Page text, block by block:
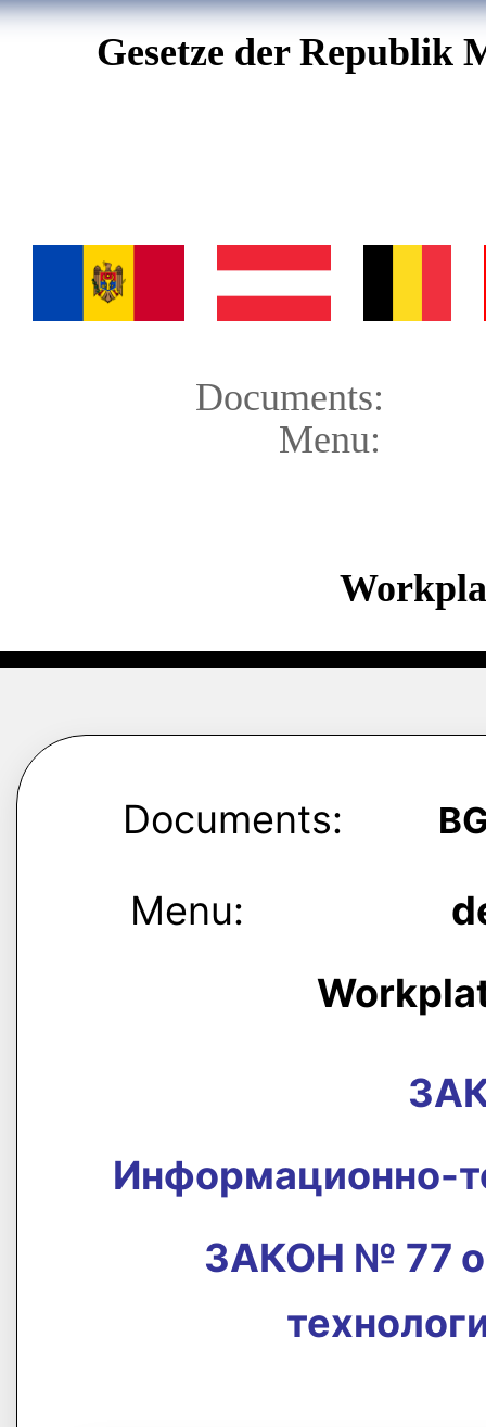
Gesetze der Republik
Documents:
Menu:
Documents:
Menu:
Информационно-
ЗАКОН № 77